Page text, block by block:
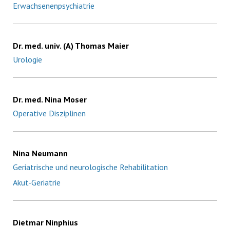
Erwachsenenpsychiatrie
Dr. med. univ. (A) Thomas Maier
Urologie
Dr. med. Nina Moser
Operative Disziplinen
Nina Neumann
Geriatrische und neurologische Rehabilitation
Akut-Geriatrie
Dietmar Ninphius